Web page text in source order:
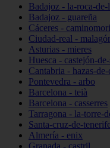
Badajoz - la-roca-de-
Badajoz - guareña
Cáceres -
Ciudad-real -
Asturias - mieres
Huesca - castejón-
Cantabria - hazas-de-
Pontevedra - arbo
Barcelona - teià
Barcelona - casserres
Tarragona - la-torre-
Santa-cruz-de-
Almería - enix
Granada - castril